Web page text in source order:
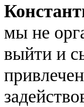
мы не
выйти и